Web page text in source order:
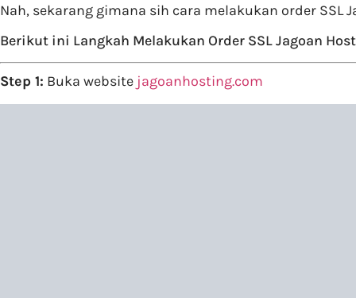
Nah, sekarang gimana sih cara melakukan order
Berikut ini Langkah Melakukan Order SSL Jagoan
Step 1: Buka website jagoanhosting.com